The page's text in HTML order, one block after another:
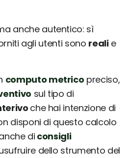
anche autentico: sì
agli utenti sono realie
computo metrico preciso,
sul tipo di
che hai intenzione di
disponi di questo calcolo
di consigli
dello strumento del